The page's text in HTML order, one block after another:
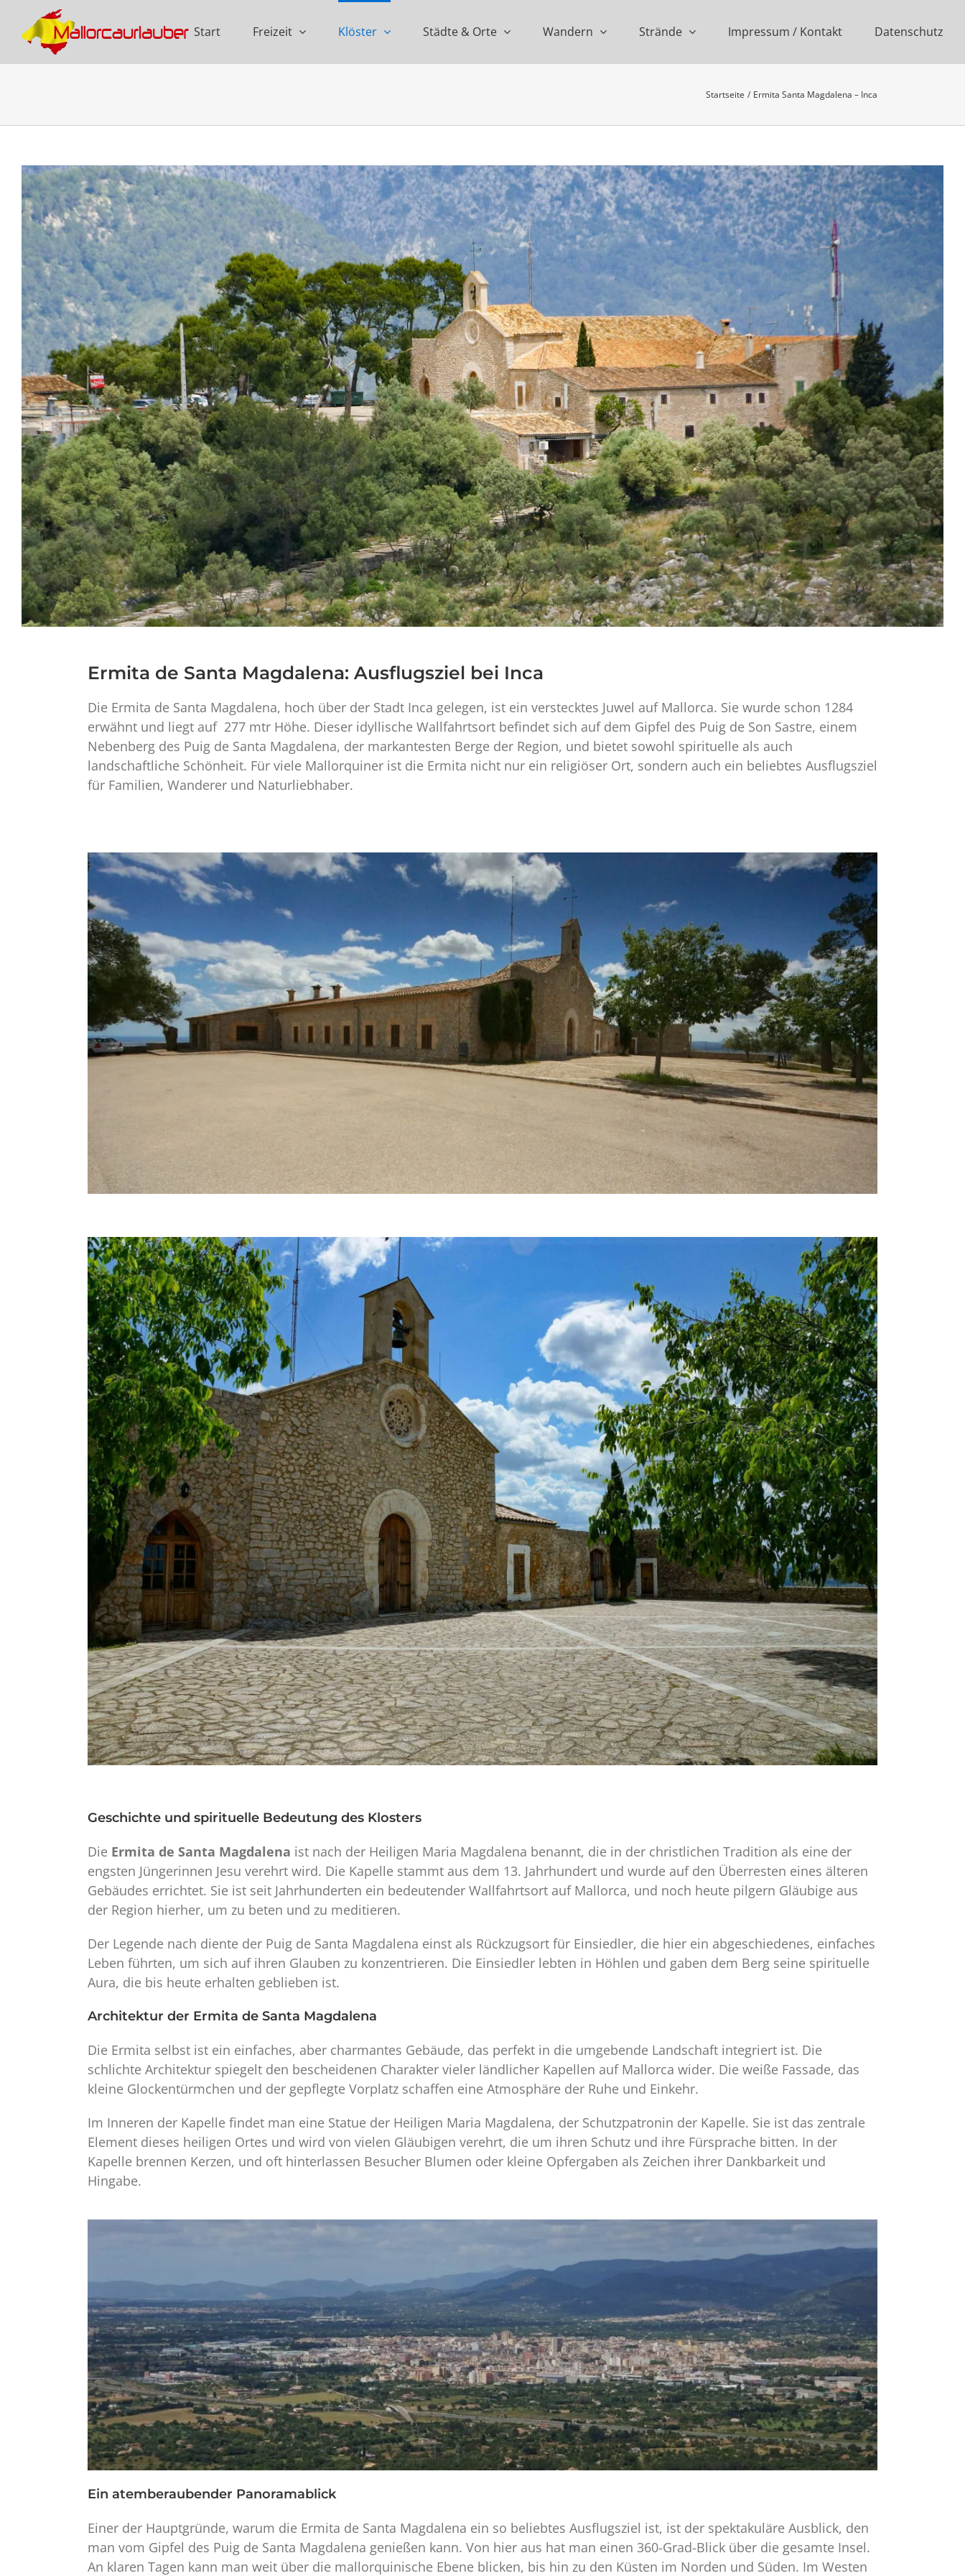
Inhalt
springen
Start Freizeit Klöster Städte & Orte Wandern Strände Impressum / Kontakt Datenschutz
Startseite Ermita Santa Magdalena – Inca
Ermita de Santa Magdalena: Ausflugsziel bei Inca
Die Ermita de Santa Magdalena, hoch über der Stadt Inca gelegen, ist ein verstecktes Juwel auf Mallorca. Sie wurde schon 1284
erwähnt und liegt auf 277 mtr Höhe. Dieser idyllische Wallfahrtsort befindet sich auf dem Gipfel des Puig de Son Sastre, einem
Nebenberg des Puig de Santa Magdalena, der markantesten Berge der Region, und bietet sowohl spirituelle als auch
landschaftliche Schönheit. Für viele Mallorquiner ist die Ermita nicht nur ein religiöser Ort, sondern auch ein beliebtes Ausflugsziel
für Familien, Wanderer und Naturliebhaber.
Geschichte und spirituelle Bedeutung des Klosters
Die Ermita de Santa Magdalena ist nach der Heiligen Maria Magdalena benannt, die in der christlichen Tradition als eine der
engsten Jüngerinnen Jesu verehrt wird. Die Kapelle stammt aus dem 13. Jahrhundert und wurde auf den Überresten eines älteren
Gebäudes errichtet. Sie ist seit Jahrhunderten ein bedeutender Wallfahrtsort auf Mallorca, und noch heute pilgern Gläubige aus
der Region hierher, um zu beten und zu meditieren.
Der Legende nach diente der Puig de Santa Magdalena einst als Rückzugsort für Einsiedler, die hier ein abgeschiedenes, einfaches
Leben führten, um sich auf ihren Glauben zu konzentrieren. Die Einsiedler lebten in Höhlen und gaben dem Berg seine spirituelle
Aura, die bis heute erhalten geblieben ist.
Architektur der Ermita de Santa Magdalena
Die Ermita selbst ist ein einfaches, aber charmantes Gebäude, das perfekt in die umgebende Landschaft integriert ist. Die
schlichte Architektur spiegelt den bescheidenen Charakter vieler ländlicher Kapellen auf Mallorca wider. Die weiße Fassade, das
kleine Glockentürmchen und der gepflegte Vorplatz schaffen eine Atmosphäre der Ruhe und Einkehr.
Im Inneren der Kapelle findet man eine Statue der Heiligen Maria Magdalena, der Schutzpatronin der Kapelle. Sie ist das zentrale
Element dieses heiligen Ortes und wird von vielen Gläubigen verehrt, die um ihren Schutz und ihre Fürsprache bitten. In der
Kapelle brennen Kerzen, und oft hinterlassen Besucher Blumen oder kleine Opfergaben als Zeichen ihrer Dankbarkeit und
Hingabe.
Ein atemberaubender Panoramablick
Einer der Hauptgründe, warum die Ermita de Santa Magdalena ein so beliebtes Ausflugsziel ist, ist der spektakuläre Ausblick, den
man vom Gipfel des Puig de Santa Magdalena genießen kann. Von hier aus hat man einen 360-Grad-Blick über die gesamte Insel.
An klaren Tagen kann man weit über die mallorquinische Ebene blicken, bis hin zu den Küsten im Norden und Süden. Im Westen